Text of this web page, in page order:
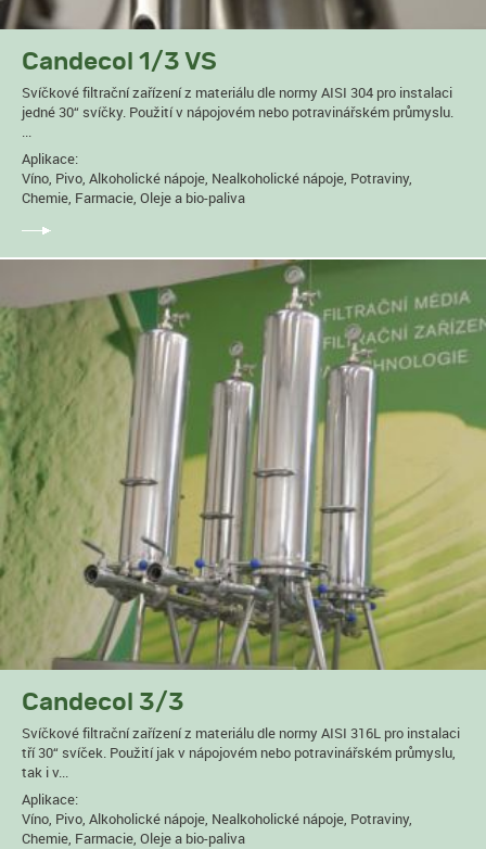
Candecol 1/3 VS
Svíčkové filtrační zařízení z materiálu dle normy AISI 304 pro instalaci
jedné 30“ svíčky. Použití v nápojovém nebo potravinářském průmyslu.
...
Aplikace:
Víno, Pivo, Alkoholické nápoje, Nealkoholické nápoje, Potraviny,
Chemie, Farmacie, Oleje a bio-paliva
Candecol 3/3
Svíčkové filtrační zařízení z materiálu dle normy AISI 316L pro instalaci
tří 30“ svíček. Použití jak v nápojovém nebo potravinářském průmyslu,
tak i v...
Aplikace:
Víno, Pivo, Alkoholické nápoje, Nealkoholické nápoje, Potraviny,
Chemie, Farmacie, Oleje a bio-paliva